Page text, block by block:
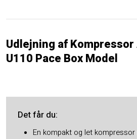
Udlejning af
U110 Pace Box Model
Det får du​:
En kompakt og let